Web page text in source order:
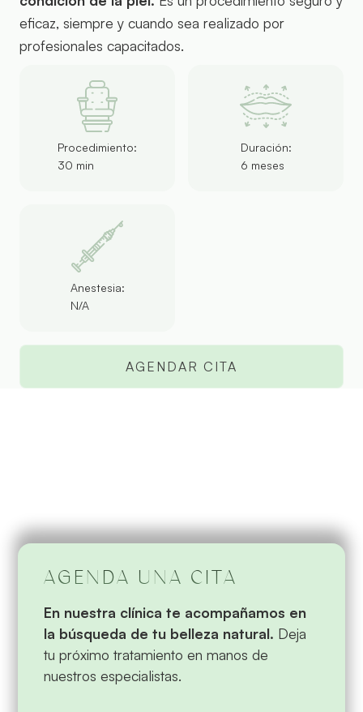
eficaz, siempre y cuando sea realizado por
profesionales capacitados.
Procedimiento:
30 min
Duración:
6 meses
Anestesia:
N/A
AGENDAR CITA
AGENDA UNA CITA
En nuestra clínica te acompañamos en
la búsqueda de tu belleza natural. Deja
tu próximo tratamiento en manos de
nuestros especialistas.